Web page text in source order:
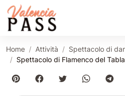
Home Attività
Spettacolo di
Spettacolo di Flamenco del